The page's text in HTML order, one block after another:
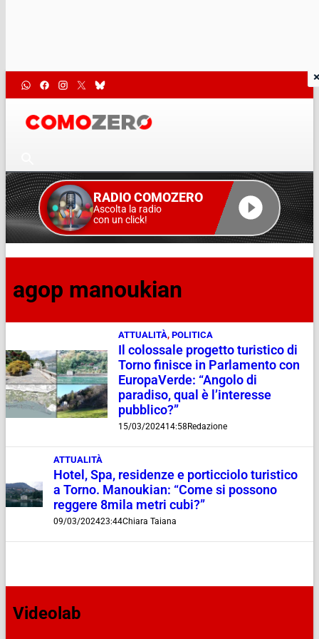
RADIO COMOZERO
Ascolta la radio
con un click!
agop manoukian
ATTUALITÀ, POLITICA
Il colossale progetto turistico di
Torno finisce in Parlamento con
EuropaVerde: “Angolo di
paradiso, qual è l’interesse
pubblico?”
15/03/202414:58Redazione
ATTUALITÀ
Hotel, Spa, residenze e porticciolo turistico
a Torno. Manoukian: “Come si possono
reggere 8mila metri cubi?”
09/03/202423:44Chiara Taiana
Videolab